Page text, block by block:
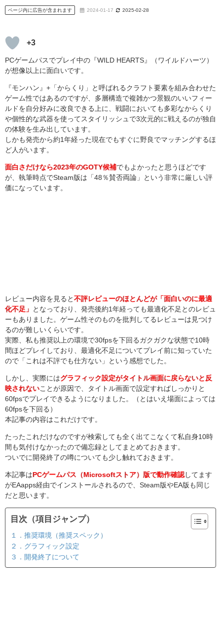
ページ内に広告が含まれます 2024-01-17 2025-02-28
+3
PCゲームパスでプレイ中の『WILD HEARTS』（ワイルドハーツ）
が想像以上に面白いです。
『モンハン』+「からくり」と呼ばれるクラフト要素を組み合わせた
ゲーム性ではあるのですが、多層構造で複雑かつ景観のいいフィー
ルドを自分好みに改良できる上に、戦闘においても多彩なからくり
や個性的な武器を使ってスタイリッシュで3次元的に戦えるのが独自
の体験を生み出しています。
しかも発売から約1年経った現在でもすぐに野良でマッチングするほ
ど人がいます。
面白さだけなら2023年のGOTY候補でもよかったと思うほどです
が、執筆時点でSteam版は「48％賛否両論」という非常に厳しい評
価になっています。
レビュー内容を見ると 不評レビューのほとんどが「面白いのに最適
化不足」
となっており、発売後約1年経っても最適化不足とのレビュ
ーもありました。ゲーム性そのものを批判してるレビューは見つけ
るのが難しいくらいです。
実際、私も推奨以上の環境で30fpsを下回るガクガクな状態で10時
間ほどプレイしており、最適化不足についてプレイ前に知っていた
ので「これは不評でも仕方ない」という感想でした。
しかし、実際にはグラフィック設定がタイトル画面に戻らないと反
映されないことが原因で、タイトル画面で設定すればしっかりと
60fpsでプレイできるようになりました。（とはいえ場面によっては
60fpsを下回る）
本記事の内容はこれだけです。
たったこれだけなのですが検索しても全く出てこなくて私自身10時
間も気付けなかったので備忘録としてまとめておきます。
ついでに開発終了の噂についても少し触れておきます。
本記事は PCゲームパス（Microsoftストア）版で動作確認 してます
がEAapps経由でインストールされるので、Steam版やEA版も同じ
だと思います。
目次（項目ジャンプ）
１．推奨環境（推奨スペック）
２．グラフィック設定
３．開発終了について